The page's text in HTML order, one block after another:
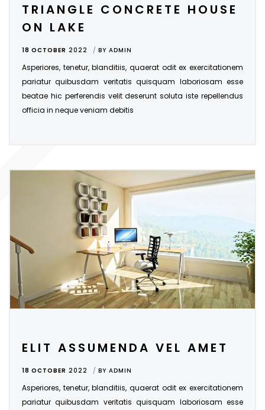
TRIANGLE CONCRETE HOUSE
ON LAKE
18 OCTOBER 2022 BY ADMIN
Asperiores, tenetur, blanditiis, quaerat odit ex exercitationem
pariatur quibusdam veritatis quisquam laboriosam esse
beatae hic perferendis velit deserunt soluta iste repellendus
officia in neque veniam debitis
ELIT ASSUMENDA VEL AMET
18 OCTOBER 2022 BY ADMIN
Asperiores, tenetur, blanditiis, quaerat odit ex exercitationem
pariatur quibusdam veritatis quisquam laboriosam esse